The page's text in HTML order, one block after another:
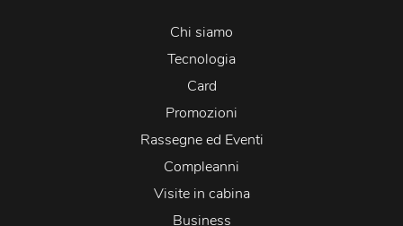
Chi siamo
Tecnologia
Card
Promozioni
Rassegne ed Eventi
Compleanni
Visite in cabina
Business